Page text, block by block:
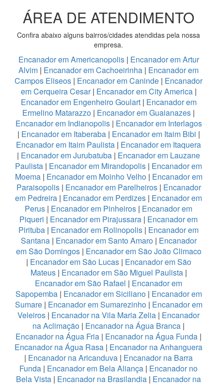
ÁREA DE ATENDIMENTO
Confira abaixo alguns bairros/cidades atendidas pela nossa
empresa.
Encanador em Americanopolis | Encanador em Artur
Alvim | Encanador em Cachoeirinha | Encanador em
Campos Eliseos | Encanador em Caninde | Encanador
em Cerqueira Cesar| Encanador em City America |
Encanador em Engenheiro Goulart | Encanador em
Ermelino Matarazzo | Encanador em Guaianazes |
Encanador em Indianopolis| Encanador em Interlagos
| Encanador em Itaberaba| Encanador em Itaim Bibi |
Encanador em Itaim Paulista | Encanador em Itaquera
| Encanador em Jurubatuba | Encanador em Lauzane
Paulista | Encanador em Mirandopolis | Encanador em
Moema| Encanador em Moinho Velho | Encanador em
Paraisopolis| Encanador em Parelheiros| Encanador
em Pedreira | Encanador em Perdizes | Encanador em
Perus | Encanador em Pinheiros | Encanador em
Piqueri | Encanador em Pirajussara | Encanador em
Pirituba | Encanador em Rolinopolis | Encanador em
Santana| Encanador em Santo Amaro| Encanador
em São Domingos| Encanador em São João Climaco
| Encanador em São Lucas| Encanador em São
Mateus | Encanador em São Miguel Paulista|
Encanador em São Rafael | Encanador em
Sapopemba | Encanador em Siciliano| Encanador em
Sumare| Encanador em Sumarezinho| Encanador em
Veleiros | Encanador na Vila Maria Zelia | Encanador
na Aclimação | Encanador na Água Branca |
Encanador na Água Fria | Encanador na Água Funda |
Encanador na Água Rasa | Encanador na Anhanguera
| Encanador na Aricanduva | Encanador na Barra
Funda | Encanador em Bela Aliança | Encanador no
Bela Vista | Encanador na Brasilandia | Encanador na